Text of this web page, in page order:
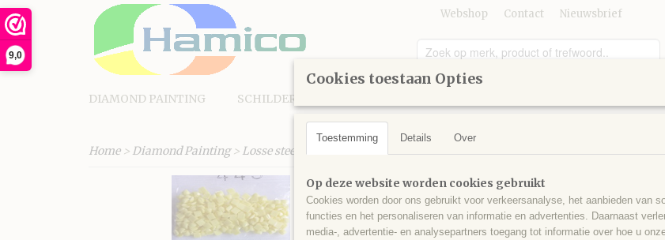
9,0
Webshop Contact Nieuwsbrief
DIAMOND PAINTING SCHILDEREN OP NUMMER
Home> Diamond Painting> Losse steentjes vierkant Kleuren vanaf 400>Vierkante steentjes nr 445
Vierkante steentjes
€ 0,30 (inclusief btw 21%)
Cookies toestaan Opties
Toestemming Details Over
Op deze website worden cookies gebruikt
Cookies worden door ons gebruikt voor verkeersanalyse, het aanbieden van
functies en het personaliseren van informatie en advertenties. Daarnaast
media-, advertentie- en analysepartners toegang tot informatie over hoe u